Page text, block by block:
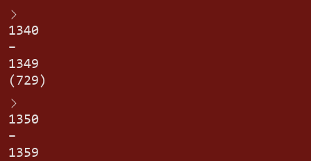
1340
–
1349
(729)
1350
–
1359